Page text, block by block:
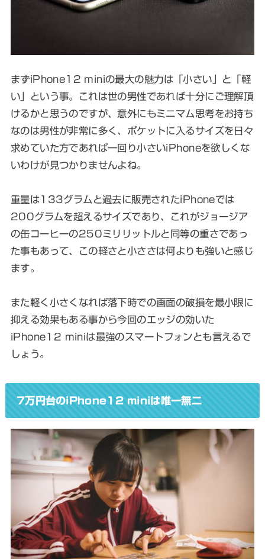
まずiPhone12 miniの最大の魅力は「小さい」と「軽
い」という事。これは世の男性であれば十分にご理解頂
けるかと思うのですが、意外にもミニマム思考をお持ち
なのは男性が非常に多く、ポケットに入るサイズを日々
求めていた方であれば一回り小さいiPhoneを欲しくな
いわけが見つかりませんよね。
重量は133グラムと過去に販売されたiPhoneでは
200グラムを超えるサイズであり、これがジョージア
の缶コーヒーの250ミリリットルと同等の重さであっ
た事もあって、この軽さと小ささは何よりも強いと感じ
ます。
また軽く小さくなれば落下時での画面の破損を最小限に
抑える効果もある事から今回のエッジの効いた
iPhone12 miniは最強のスマートフォンとも言えるで
しょう。
7万円台のiPhone12 miniは唯一無二